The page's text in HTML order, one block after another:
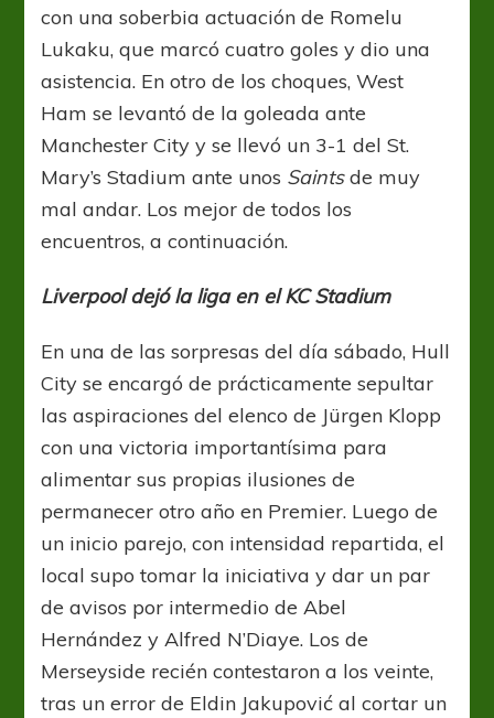
con una soberbia actuación de Romelu
Lukaku, que marcó cuatro goles y dio una
asistencia. En otro de los choques, West
Ham se levantó de la goleada ante
Manchester City y se llevó un 3-1 del St.
Mary’s Stadium ante unos Saintsde muy
mal andar. Los mejor de todos los
encuentros, a continuación.
Liverpool dejó la liga en el KC Stadium
En una de las sorpresas del día sábado, Hull
City se encargó de prácticamente sepultar
las aspiraciones del elenco de Jürgen Klopp
con una victoria importantísima para
alimentar sus propias ilusiones de
permanecer otro año en Premier. Luego de
un inicio parejo, con intensidad repartida, el
local supo tomar la iniciativa y dar un par
de avisos por intermedio de Abel
Hernández y Alfred N’Diaye. Los de
Merseyside recién contestaron a los veinte,
tras un error de Eldin Jakupović al cortar un